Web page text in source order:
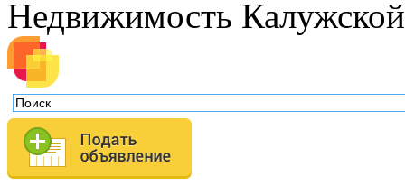
Недвижимость